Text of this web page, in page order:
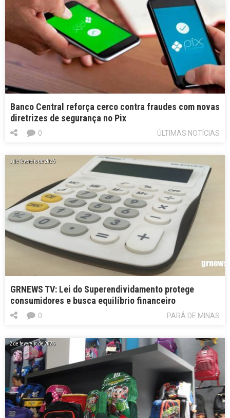
Banco Central reforça cerco contra fraudes com novas
diretrizes de segurança no Pix
ÚLTIMAS NOTÍCIAS
0
3 de fevereiro de 2026
GRNEWS TV: Lei do Superendividamento protege
consumidores e busca equilíbrio financeiro
PARÁ DE MINAS
0
2 de fevereiro de 2026